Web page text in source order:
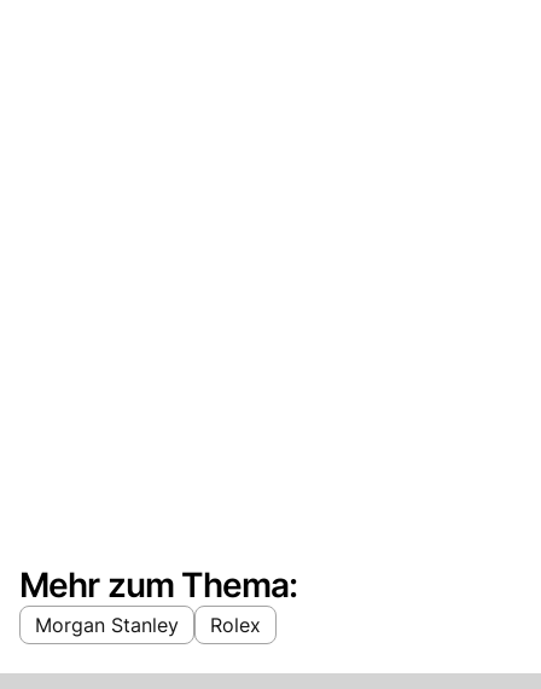
Mehr zum Thema:
Morgan Stanley Rolex